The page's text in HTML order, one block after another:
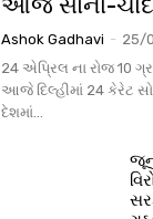
Ashok Gadhavi - 25/
24 એપ્રિલ ના રોજ 10
આજે દિલ્હીમાં 24 કેરેટ
દેશમાં...
જૂનું